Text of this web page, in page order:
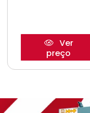
Ver
preço